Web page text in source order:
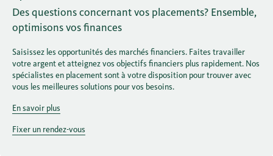
Des questions concernant vos placements? Ensemble,
optimisons vos finances
Saisissez les opportunités des marchés financiers. Faites travailler
votre argent et atteignez vos objectifs financiers plus rapidement. Nos
spécialistes en placement sont à votre disposition pour trouver avec
vous les meilleures solutions pour vos besoins.
En savoir plus
Fixer un rendez-vous